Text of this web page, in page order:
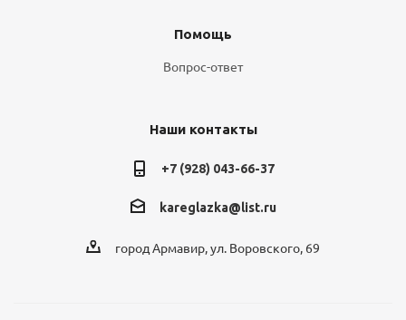
Помощь
Вопрос-ответ
Наши контакты
+7 (928) 043-66-37
kareglazka@list.ru
город Армавир, ул. Воровского, 69